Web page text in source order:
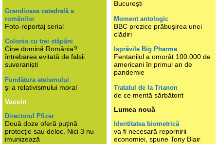
Grandioasa catedrală a
românilor
Foto-reportaj serial
Colonia cu trei stăpâni
Cine domină România?
întrebarea evitată de falșii
suveraniști
Fundătura ateismului
și a relativismului moral
Vaccin
Directorul Pfizer
Două doze oferă puțină
protecție sau deloc. Nici 3 nu
imunizează
București
Moment antologic
BBC prezice prăbușirea unei
clădiri
Isprăvile Big Pharma
Fentanilul a omorât 100.000 de
americani în primul an de
pandemie
Tratatul de la Trianon
de ce merită sărbătorit
Lumea nouă
Identitatea biometrică
va fi necesară repornirii
economiei, spune Tony Blair